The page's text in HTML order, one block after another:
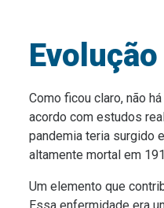
Como ficou claro, não
acordo com estudos
pandemia teria surgido
altamente mortal em
Um elemento que